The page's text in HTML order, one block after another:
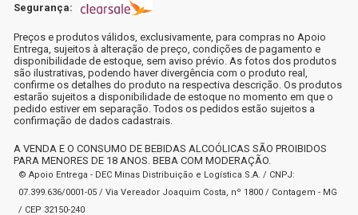
Segurança:
Preços e produtos válidos, exclusivamente, para compras no Apoio
Entrega, sujeitos à alteração de preço, condições de pagamento e
disponibilidade de estoque, sem aviso prévio. As fotos dos produtos
são ilustrativas, podendo haver divergência com o produto real,
confirme os detalhes do produto na respectiva descrição. Os produtos
estarão sujeitos a disponibilidade de estoque no momento em que o
pedido estiver em separação. Todos os pedidos estão sujeitos a
confirmação de dados cadastrais.
A VENDA E O CONSUMO DE BEBIDAS ALCOÓLICAS SÃO PROIBIDOS
PARA MENORES DE 18 ANOS. BEBA COM MODERAÇÃO.
© Apoio Entrega - DEC Minas Distribuição e Logística S.A. / CNPJ:
07.399.636/0001-05 / Via Vereador Joaquim Costa, nº 1800 / Contagem - MG
/ CEP 32150-240